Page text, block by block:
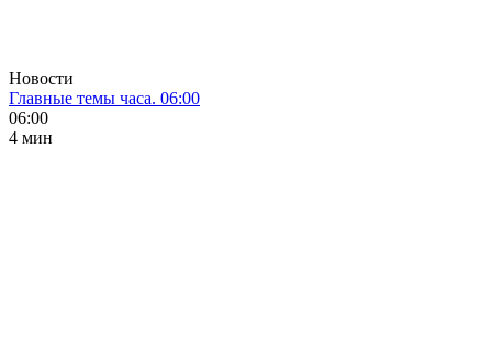
Новости
Главные темы часа. 06:00
06:00
4 мин